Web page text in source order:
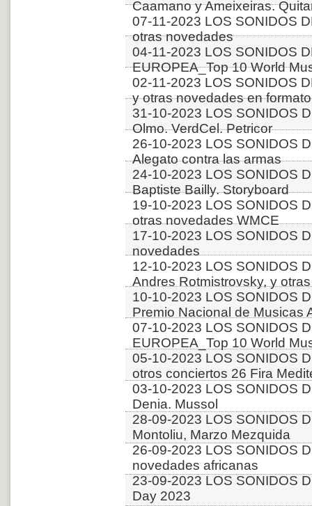
Caamano y Ameixeiras.
07-11-2023 LOS SONIDOS
otras novedades
04-11-2023 LOS SONIDOS
EUROPEA_Top 10 World
02-11-2023 LOS SONIDOS
y otras novedades en
31-10-2023 LOS SONIDOS
Olmo. VerdCel. Petricor
26-10-2023 LOS SONIDOS
Alegato contra las armas
24-10-2023 LOS SONIDOS
Baptiste Bailly. Storyboard
19-10-2023 LOS SONIDOS
otras novedades WMCE
17-10-2023 LOS SONIDOS
novedades
12-10-2023 LOS SONIDOS
Andres Rotmistrovsky, y
10-10-2023 LOS SONIDOS
Premio Nacional de Musicas
07-10-2023 LOS SONIDOS
EUROPEA_Top 10 World
05-10-2023 LOS SONIDOS
otros conciertos 26 Fira
03-10-2023 LOS SONIDOS
Denia. Mussol
28-09-2023 LOS SONIDOS
Montoliu, Marzo Mezquida
26-09-2023 LOS SONIDOS
novedades africanas
23-09-2023 LOS SONIDOS
Day 2023